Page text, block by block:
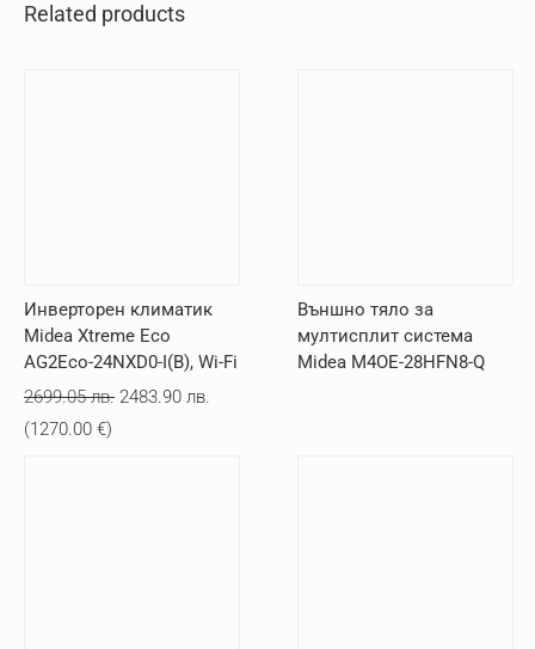
Related products
Инверторен климатик
Midea Xtreme Eco
AG2Eco-24NXD0-I(B), Wi-Fi
2699.05лв. Original
2483.90 лв.
(1270.00 €)
Външно тяло за
мултисплит система
Midea M4OE-28HFN8-Q